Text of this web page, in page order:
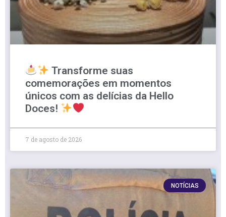
Transforme suas
comemorações em momentos
únicos com as delícias da Hello
Doces!
7 de agosto de 2026
NOTÍCIAS